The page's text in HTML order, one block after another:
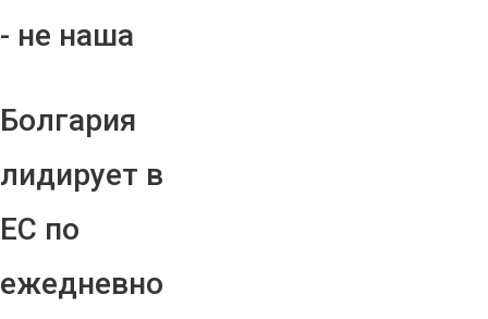
- не наша
Болгария
лидирует в
ЕС по
ежедневно